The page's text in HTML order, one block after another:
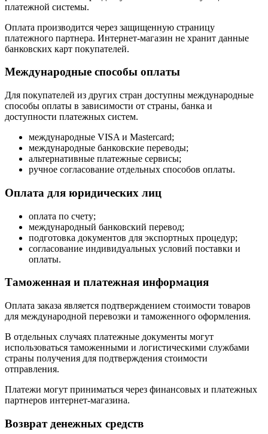
платежной системы.
Оплата производится через защищенную страницу
платежного партнера. Интернет-магазин не хранит данные
банковских карт покупателей.
Международные способы оплаты
Для покупателей из других стран доступны международные
способы оплаты в зависимости от страны, банка и
доступности платежных систем.
международные VISA и Mastercard;
международные банковские переводы;
альтернативные платежные сервисы;
ручное согласование отдельных способов оплаты.
Оплата для юридических лиц
оплата по счету;
международный банковский перевод;
подготовка документов для экспортных процедур;
согласование индивидуальных условий поставки и
оплаты.
Таможенная и платежная информация
Оплата заказа является подтверждением стоимости товаров
для международной перевозки и таможенного оформления.
В отдельных случаях платежные документы могут
использоваться таможенными и логистическими службами
страны получения для подтверждения стоимости
отправления.
Платежи могут приниматься через финансовых и платежных
партнеров интернет-магазина.
Возврат денежных средств